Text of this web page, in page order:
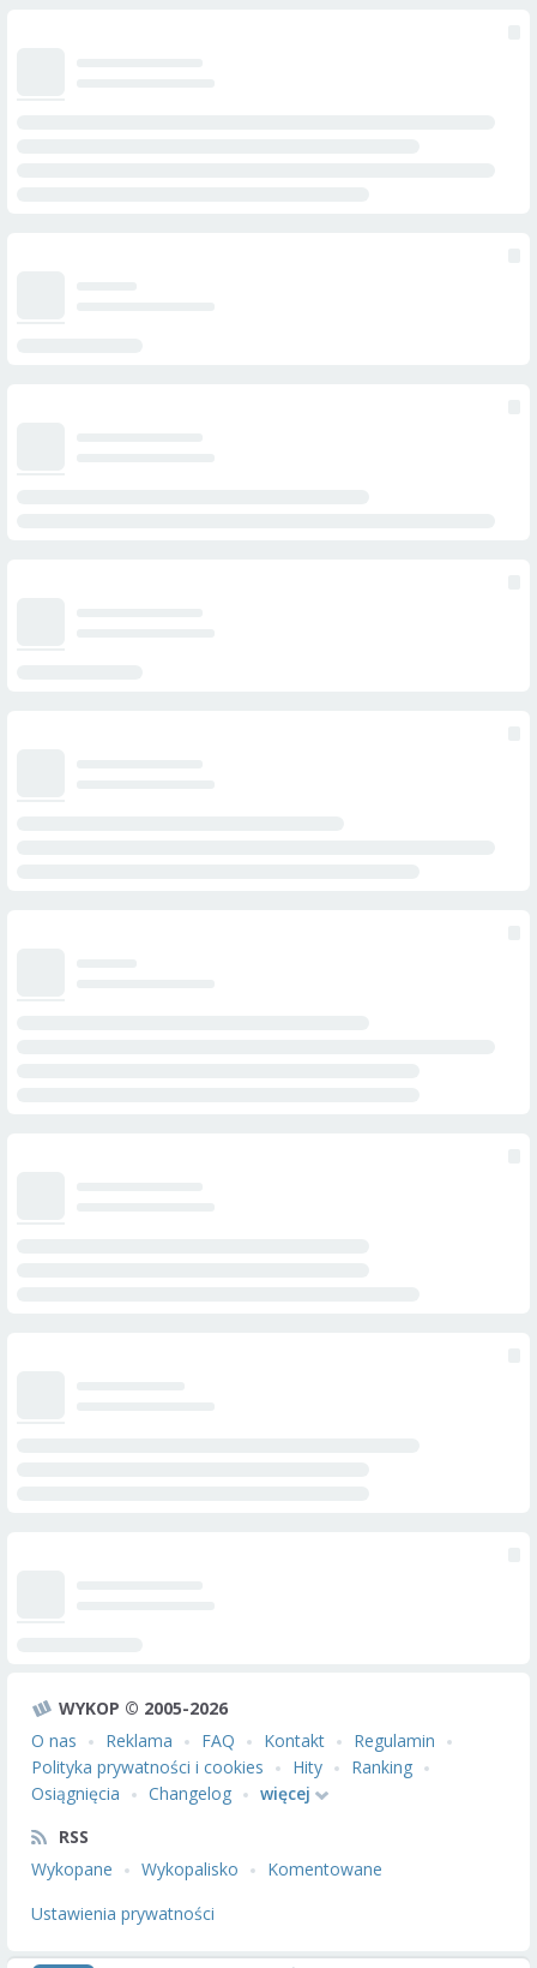
WYKOP © 2005-2026
O nas
Reklama FAQ Kontakt
Regulamin
Polityka prywatności i cookies
Hity
Ranking
Osiągnięcia
Changelog
więcej
RSS
Wykopane
Wykopalisko
Komentowane
Ustawienia prywatności